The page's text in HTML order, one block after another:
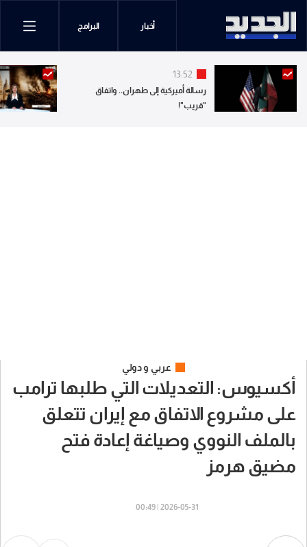
أخبار البرامج
13:52
رسالة أميركية إلى طهران.. واتفاق
"قريب"!
عربي و دولي
أكسيوس: التعديلات التي طلبها ترامب
على مشروع الاتفاق مع إيران تتعلق
بالملف النووي وصياغة إعادة فتح
مضيق هرمز
2026-05-31 | 00:49